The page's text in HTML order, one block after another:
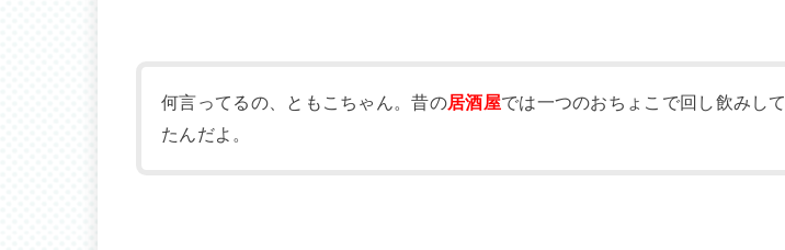
何言ってるの、ともこちゃん。昔の居酒屋では一つのおちょこで回し飲みして
たんだよ。